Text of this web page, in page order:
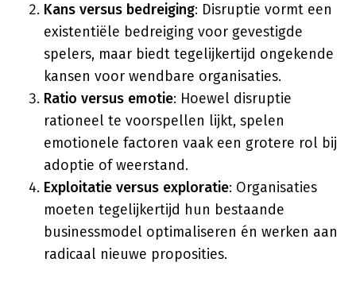
Kans versus bedreiging: Disruptie vormt een
existentiële bedreiging voor gevestigde
spelers, maar biedt tegelijkertijd ongekende
kansen voor wendbare organisaties.
Ratio versus emotie: Hoewel disruptie
rationeel te voorspellen lijkt, spelen
emotionele factoren vaak een grotere rol bij
adoptie of weerstand.
Exploitatie versus exploratie: Organisaties
moeten tegelijkertijd hun bestaande
businessmodel optimaliseren én werken aan
radicaal nieuwe proposities.